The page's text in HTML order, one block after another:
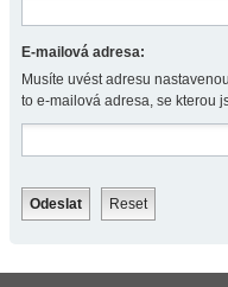
E-mailová adresa:
Musíte uvést adresu
to e-mailová adresa, se kterou